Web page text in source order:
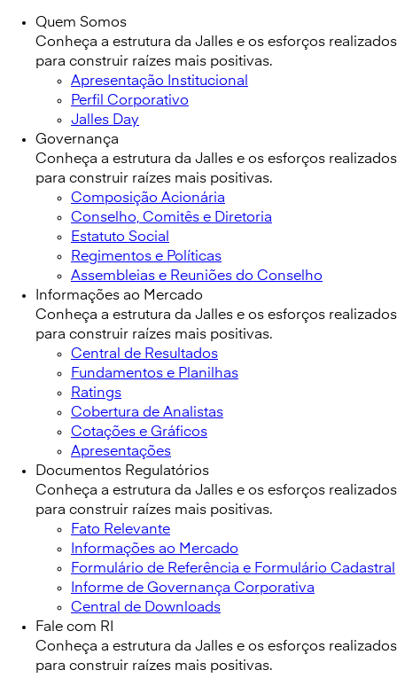
Quem Somos
Conheça a estrutura da Jalles e os esforços realizados
para construir raízes mais positivas.
Apresentação Institucional
Perfil Corporativo
Jalles Day
Governança
Conheça a estrutura da Jalles e os esforços realizados
para construir raízes mais positivas.
Composição Acionária
Conselho, Comitês e Diretoria
Estatuto Social
Regimentos e Políticas
Assembleias e Reuniões do Conselho
Informações ao Mercado
Conheça a estrutura da Jalles e os esforços realizados
para construir raízes mais positivas.
Central de Resultados
Fundamentos e Planilhas
Ratings
Cobertura de Analistas
Cotações e Gráficos
Apresentações
Documentos Regulatórios
Conheça a estrutura da Jalles e os esforços realizados
para construir raízes mais positivas.
Fato Relevante
Informações ao Mercado
Formulário de Referência e Formulário Cadastral
Informe de Governança Corporativa
Central de Downloads
Fale com RI
Conheça a estrutura da Jalles e os esforços realizados
para construir raízes mais positivas.